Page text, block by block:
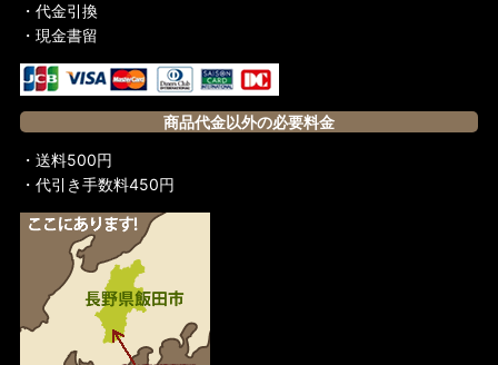
・代金引換
・現金書留
商品代金以外の必要料金
・送料500円
・代引き手数料450円